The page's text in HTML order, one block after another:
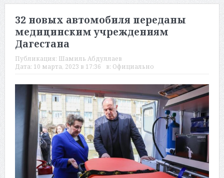
32 новых автомобиля переданы
медицинским учреждениям
Дагестана
Публикация: Шамиль Абдуллаев
Дата: 10 марта, 2023 в 17:36 в: Официально